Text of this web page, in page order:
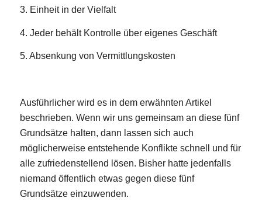
3. Einheit in der Vielfalt
4. Jeder behält Kontrolle über eigenes Geschäft
5. Absenkung von Vermittlungskosten
Ausführlicher wird es in dem erwähnten Artikel
beschrieben. Wenn wir uns gemeinsam an diese fünf
Grundsätze halten, dann lassen sich auch
möglicherweise entstehende Konflikte schnell und für
alle zufriedenstellend lösen. Bisher hatte jedenfalls
niemand öffentlich etwas gegen diese fünf
Grundsätze einzuwenden.